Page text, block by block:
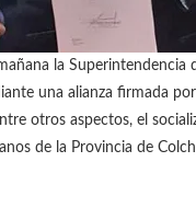
la Superintendencia
una alianza firmada
otros aspectos, el
de la Provincia de